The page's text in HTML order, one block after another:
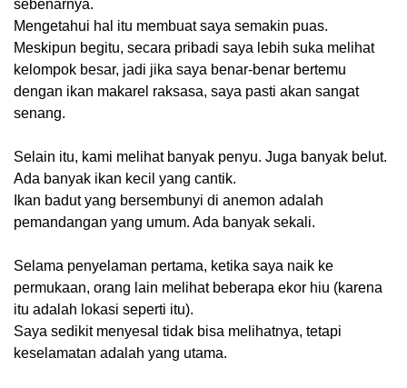
sebenarnya.
Mengetahui hal itu membuat saya semakin puas.
Meskipun begitu, secara pribadi saya lebih suka melihat
kelompok besar, jadi jika saya benar-benar bertemu
dengan ikan makarel raksasa, saya pasti akan sangat
senang.
Selain itu, kami melihat banyak penyu. Juga banyak belut.
Ada banyak ikan kecil yang cantik.
Ikan badut yang bersembunyi di anemon adalah
pemandangan yang umum. Ada banyak sekali.
Selama penyelaman pertama, ketika saya naik ke
permukaan, orang lain melihat beberapa ekor hiu (karena
itu adalah lokasi seperti itu).
Saya sedikit menyesal tidak bisa melihatnya, tetapi
keselamatan adalah yang utama.